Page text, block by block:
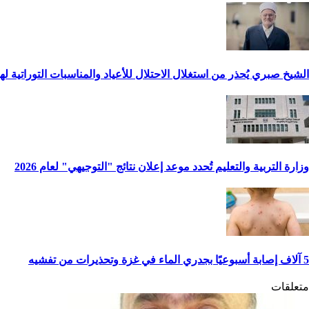
الشيخ صبري يُحذر من استغلال الاحتلال للأعياد والمناسبات التوراتية
وزارة التربية والتعليم تُحدد موعد إعلان نتائج "التوجيهي" لعام 2026
5 آلاف إصابة أسبوعيًا بجدري الماء في غزة وتحذيرات من تفشيه
متعلقات